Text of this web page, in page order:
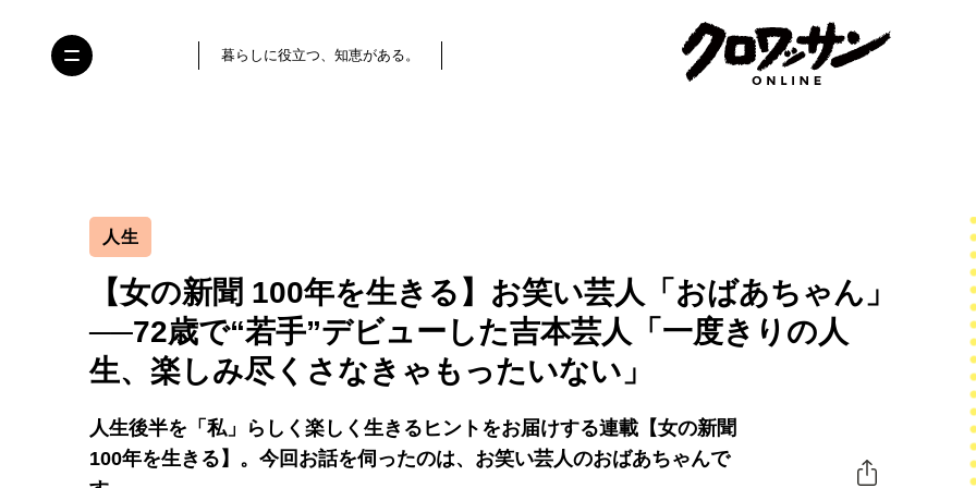
暮らしに役立つ、知恵がある。
人生
【女の新聞 100年を生きる】お笑い芸人「おばあちゃん」
──72歳で“若手”デビューした吉本芸人「一度きりの人
生、楽しみ尽くさなきゃもったいない」
人生後半を「私」らしく楽しく生きるヒントをお届けする連載【女の新聞
100年を生きる】。今回お話を伺ったのは、お笑い芸人のおばあちゃんで